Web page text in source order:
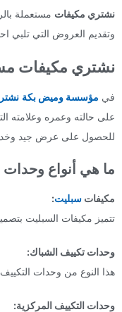
نشتري مكيفات مستعملة
وتقديم العروض التي تلبي
نشتري مكيفات
في مؤسسة وميض بكة
على حالته وعمره وعلامته
للحصول على عرض جيد وخدمة
ما هي أنواع وحدات
مكيفات سبليت:
تتميز مكيفات السبليت
وحدات تكييف الشباك:
هذا النوع من وحدات
وحدات التكييف المركزية: